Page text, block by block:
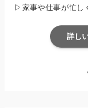
▷家事や仕事が忙し
詳し